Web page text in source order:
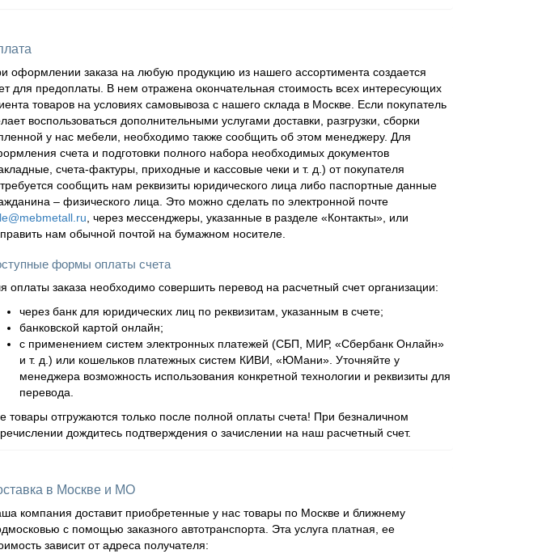
оформлении заказа на любую продукцию из нашего ассортимента создается
для предоплаты. В нем отражена окончательная стоимость всех интересующих
товаров на условиях самовывоза с нашего склада в Москве. Если покупатель
воспользоваться дополнительными услугами доставки, разгрузки, сборки
у нас мебели, необходимо также сообщить об этом менеджеру. Для
счета и подготовки полного набора необходимых документов
счета-фактуры, приходные и кассовые чеки и т. д.) от покупателя
сообщить нам реквизиты юридического лица либо паспортные данные
– физического лица. Это можно сделать по электронной почте
, через мессенджеры, указанные в разделе «Контакты», или
нам обычной почтой на бумажном носителе.
формы оплаты счета
оплаты заказа необходимо совершить перевод на расчетный счет организации:
через банк для юридических лиц по реквизитам, указанным в счете;
банковской картой онлайн;
с применением систем электронных платежей (СБП, МИР, «Сбербанк Онлайн»
и т. д.) или кошельков платежных систем КИВИ, «ЮМани». Уточняйте у
менеджера возможность использования конкретной технологии и реквизиты для
перевода.
товары отгружаются только после полной оплаты счета! При безналичном
дождитесь подтверждения о зачислении на наш расчетный счет.
в Москве и МО
компания доставит приобретенные у нас товары по Москве и ближнему
с помощью заказного автотранспорта. Эта услуга платная, ее
зависит от адреса получателя: